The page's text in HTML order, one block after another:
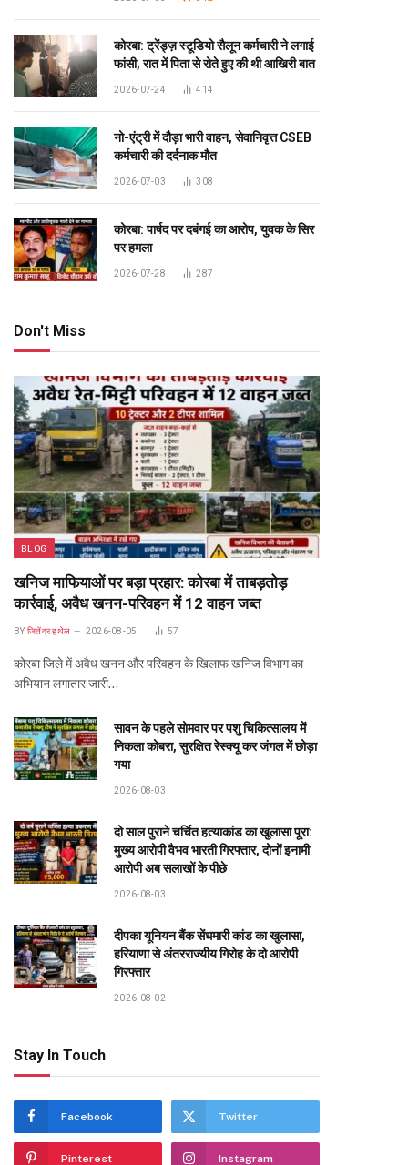
कोरबा: ट्रेंड्ज़ स्टूडियो सैलून कर्मचारी ने लगाई
फांसी, रात में पिता से रोते हुए की थी आखिरी बात
2026-07-24 414
नो-एंट्री में दौड़ा भारी वाहन, सेवानिवृत्त CSEB
कर्मचारी की दर्दनाक मौत
2026-07-03 308
कोरबा: पार्षद पर दबंगई का आरोप, युवक के सिर
पर हमला
2026-07-28 287
Don't Miss
BLOG
खनिज माफियाओं पर बड़ा प्रहार: कोरबा में ताबड़तोड़
कार्रवाई, अवैध खनन-परिवहन में 12 वाहन जब्त
BY जितेंद्र हथेल 2026-08-05 57
कोरबा जिले में अवैध खनन और परिवहन के खिलाफ खनिज विभाग का
अभियान लगातार जारी…
सावन के पहले सोमवार पर पशु चिकित्सालय में
निकला कोबरा, सुरक्षित रेस्क्यू कर जंगल में छोड़ा
गया
2026-08-03
दो साल पुराने चर्चित हत्याकांड का खुलासा पूरा:
मुख्य आरोपी वैभव भारती गिरफ्तार, दोनों इनामी
आरोपी अब सलाखों के पीछे
2026-08-03
दीपका यूनियन बैंक सेंधमारी कांड का खुलासा,
हरियाणा से अंतरराज्यीय गिरोह के दो आरोपी
गिरफ्तार
2026-08-02
Stay In Touch
Facebook Twitter
Pinterest Instagram